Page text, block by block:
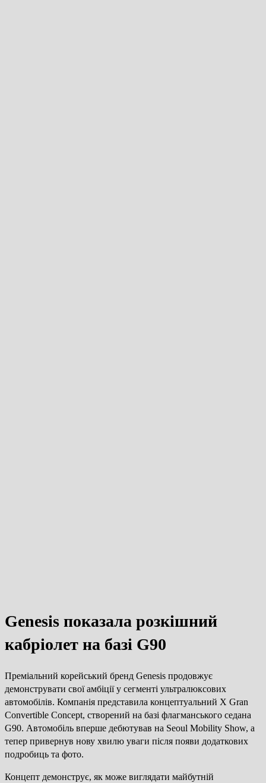
Genesis показала розкішний
кабріолет на базі G90
Преміальний корейський бренд Genesis продовжує
демонструвати свої амбіції у сегменті ультралюксових
автомобілів. Компанія представила концептуальний X Gran
Convertible Concept, створений на базі флагманського седана
G90. Автомобіль вперше дебютував на Seoul Mobility Show, а
тепер привернув нову хвилю уваги після появи додаткових
подробиць та фото.
Концепт демонструє, як може виглядати майбутній